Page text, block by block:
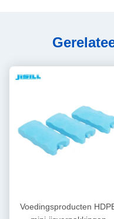
Voedingsproducten